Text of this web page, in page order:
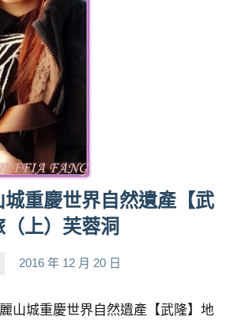
重慶世界自然遺產【武
上）芙蓉洞
2016 年 12 月 20 日
山城重慶世界自然遺產【武隆】地